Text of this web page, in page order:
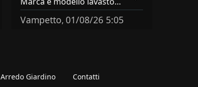
Vampetto, 01/08/26 5:05
Arredo Giardino
Contatti